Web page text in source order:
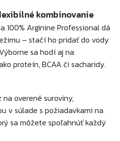
kombinovanie
100% Arginine Professional dá
– stačí ho pridať do vody
sa hodí aj na
proteín, BCAA či sacharidy.
overené suroviny,
v súlade s požiadavkami na
sa môžete spoľahnúť každý